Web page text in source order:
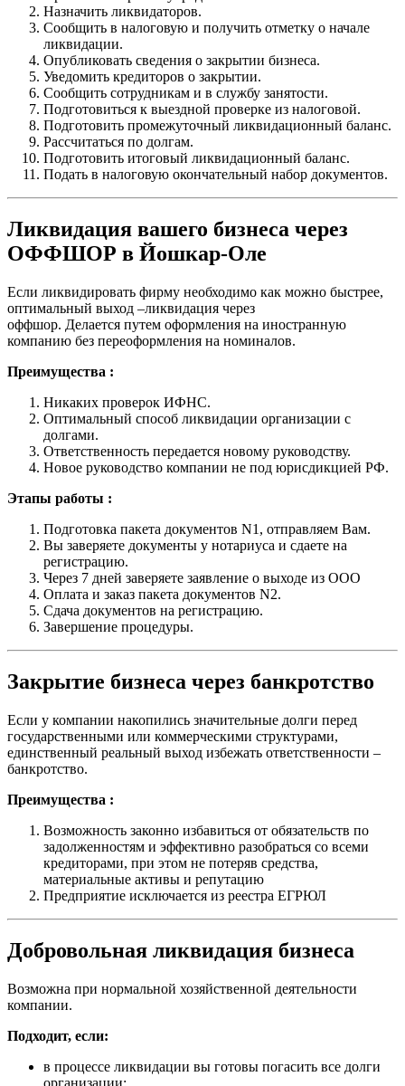
Назначить ликвидаторов.
Сообщить в налоговую и получить отметку о начале
ликвидации.
Опубликовать сведения о закрытии бизнеса.
Уведомить кредиторов о закрытии.
Сообщить сотрудникам и в службу занятости.
Подготовиться к выездной проверке из налоговой.
Подготовить промежуточный ликвидационный баланс.
Рассчитаться по долгам.
Подготовить итоговый ликвидационный баланс.
Подать в налоговую окончательный набор документов.
Ликвидация вашего бизнеса через
ОФФШОР в Йошкар-Оле
Если ликвидировать фирму необходимо как можно быстрее,
оптимальный выход –ликвидация через
оффшор. Делается путем оформления на иностранную
компанию без переоформления на номиналов.
Преимущества :
Никаких проверок ИФНС.
Оптимальный способ ликвидации организации с
долгами.
Ответственность передается новому руководству.
Новое руководство компании не под юрисдикцией РФ.
Этапы работы :
Подготовка пакета документов N1, отправляем Вам.
Вы заверяете документы у нотариуса и сдаете на
регистрацию.
Через 7 дней заверяете заявление о выходе из ООО
Оплата и заказ пакета документов N2.
Сдача документов на регистрацию.
Завершение процедуры.
Закрытие бизнеса через банкротство
Если у компании накопились значительные долги перед
государственными или коммерческими структурами,
единственный реальный выход избежать ответственности –
банкротство.
Преимущества :
Возможность законно избавиться от обязательств по
задолженностям и эффективно разобраться со всеми
кредиторами, при этом не потеряв средства,
материальные активы и репутацию
Предприятие исключается из реестра ЕГРЮЛ
Добровольная ликвидация бизнеса
Возможна при нормальной хозяйственной деятельности
компании.
Подходит, если:
в процессе ликвидации вы готовы погасить все долги
организации;